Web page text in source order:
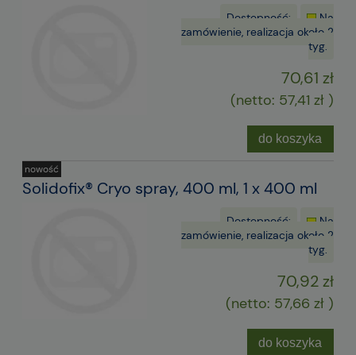
Dostępność:
Na
zamówienie, realizacja około 2
tyg.
70,61 zł
(netto: 57,41 zł )
do koszyka
Solidofix® Cryo spray, 400 ml, 1 x 400 ml
Dostępność:
Na
zamówienie, realizacja około 2
tyg.
70,92 zł
(netto: 57,66 zł )
do koszyka
nowość